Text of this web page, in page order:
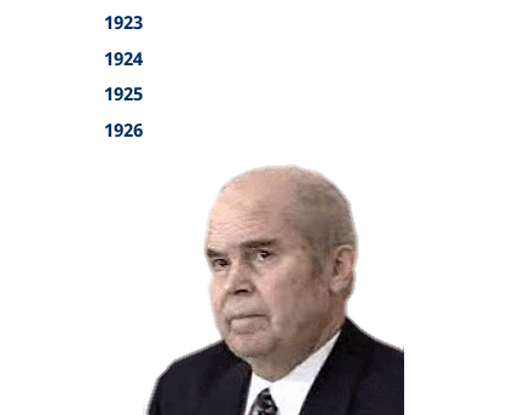
1923
1924
1925
1926